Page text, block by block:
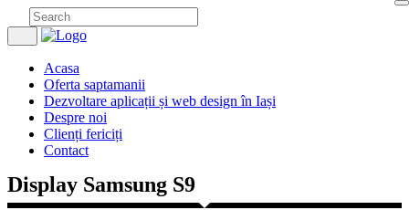
Acasa
Oferta saptamanii
Dezvoltare aplicații și web design în Iași
Despre noi
Clienți fericiți
Contact
Display Samsung S9